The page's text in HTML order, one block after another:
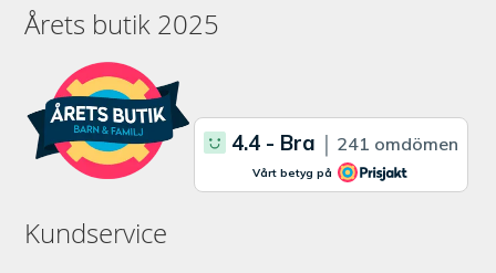
Årets butik 2025
Kundservice